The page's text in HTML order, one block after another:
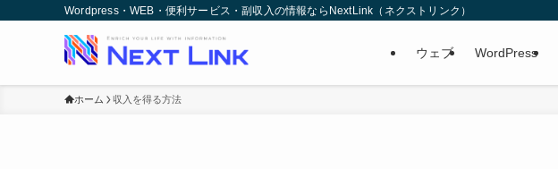
Wordpress・WEB・便利サービス・副収入の情報ならNextLink（ネクストリンク）
ウェブ WordPress
ホーム 収入を得る方法